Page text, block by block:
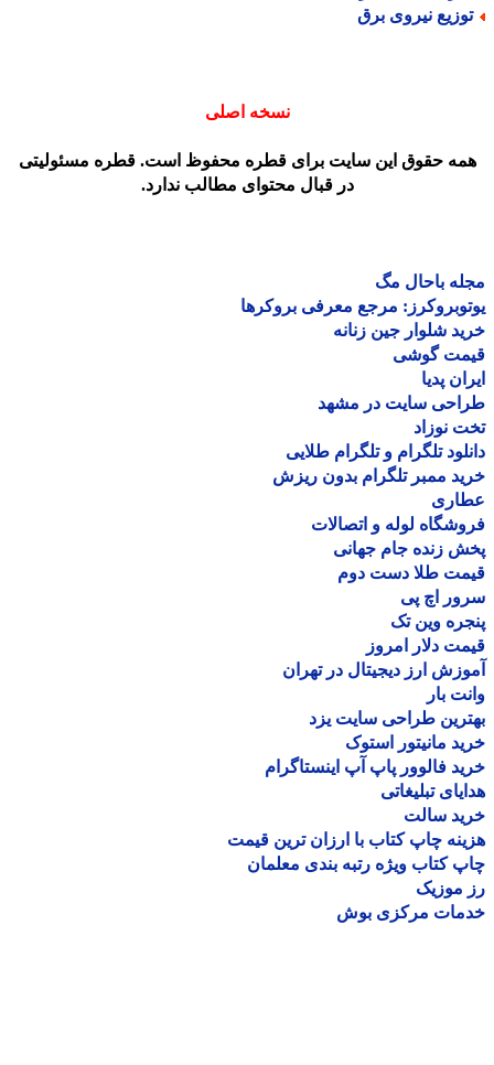
نیروی برق
نسخه اصلی
حقوق این سایت برای قطره محفوظ است. قطره مسئولیتی
در قبال محتوای مطالب ندارد.
باحال مگ
مرجع معرفی بروکرها
شلوار جین زنانه
گوشی
پدیا
سایت در مشهد
نوزاد
تلگرام و تلگرام طلایی
ممبر تلگرام بدون ریزش
لوله و اتصالات
زنده جام جهانی
طلا دست دوم
اچ پی
وین تک
دلار امروز
ارز دیجیتال در تهران
بار
طراحی سایت یزد
مانیتور استوک
فالوور پاپ آپ اینستاگرام
تبلیغاتی
سالت
چاپ کتاب با ارزان ترین قیمت
کتاب ویژه رتبه بندی معلمان
موزیک
مرکزی بوش